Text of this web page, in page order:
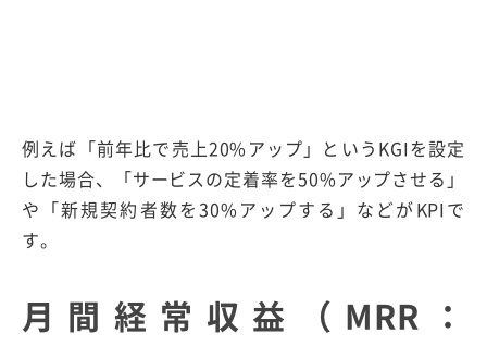
例えば「前年比で売上20%アップ」というKGIを設定
した場合、「サービスの定着率を50%アップさせる」
や「新規契約者数を30%アップする」などがKPIで
す。
月間経常収益（MRR：